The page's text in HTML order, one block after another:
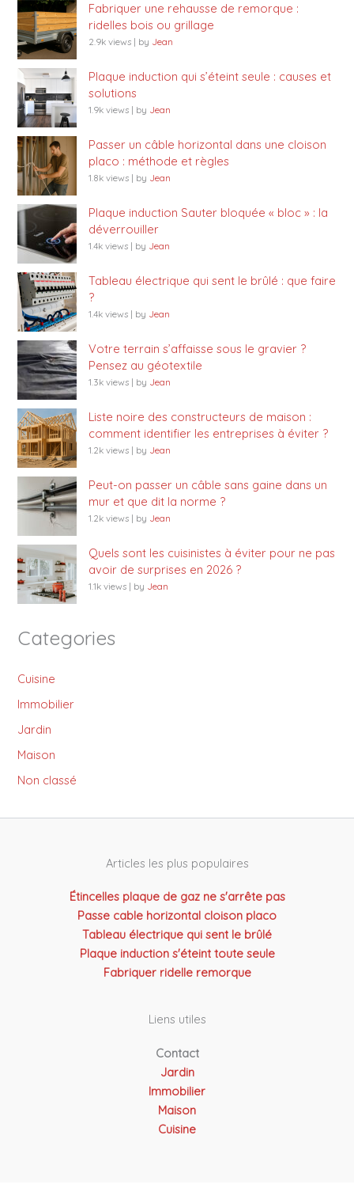
Fabriquer une rehausse de remorque :
ridelles bois ou grillage
2.9k views | by Jean
Plaque induction qui s’éteint seule : causes et
solutions
1.9k views | by Jean
Passer un câble horizontal dans une cloison
placo : méthode et règles
1.8k views | by Jean
Plaque induction Sauter bloquée « bloc » : la
déverrouiller
1.4k views | by Jean
Tableau électrique qui sent le brûlé : que faire
?
1.4k views | by Jean
Votre terrain s’affaisse sous le gravier ?
Pensez au géotextile
1.3k views | by Jean
Liste noire des constructeurs de maison :
comment identifier les entreprises à éviter ?
1.2k views | by Jean
Peut-on passer un câble sans gaine dans un
mur et que dit la norme ?
1.2k views | by Jean
Quels sont les cuisinistes à éviter pour ne pas
avoir de surprises en 2026 ?
1.1k views | by Jean
Categories
Cuisine
Immobilier
Jardin
Maison
Non classé
Articles les plus populaires
Étincelles plaque de gaz ne s'arrête pas
Passe cable horizontal cloison placo
Tableau électrique qui sent le brûlé
Plaque induction s'éteint toute seule
Fabriquer ridelle remorque
Liens utiles
Contact
Jardin
Immobilier
Maison
Cuisine